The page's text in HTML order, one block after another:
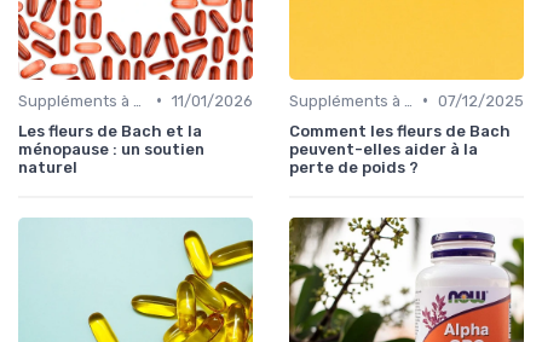
• 11/01/2026
Les fleurs de Bach et la
ménopause : un soutien
naturel
• 07/12/2025
Comment les fleurs de Bach
peuvent-elles aider à la
perte de poids ?